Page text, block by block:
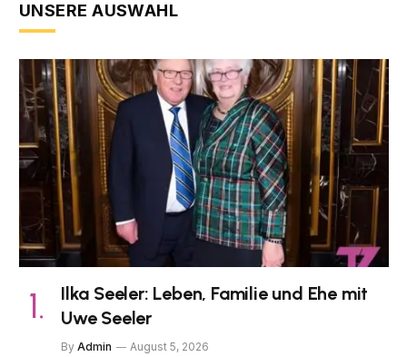
UNSERE AUSWAHL
Ilka Seeler: Leben, Familie und Ehe mit
Uwe Seeler
By Admin August 5, 2026